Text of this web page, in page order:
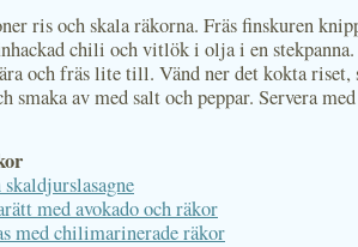
ris och skala räkorna. Fräs finskuren
chili och vitlök i olja i en
och fräs lite till. Vänd ner det kokta riset,
smaka av med salt och peppar. Servera
skaldjurslasagne
med avokado och räkor
med chilimarinerade räkor